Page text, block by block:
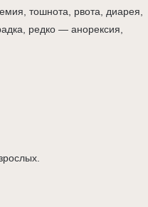
тошнота, рвота, диарея,
редко — анорексия,